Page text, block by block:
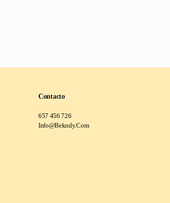
Contacto
657 456 726
Info@Bekndy.Com